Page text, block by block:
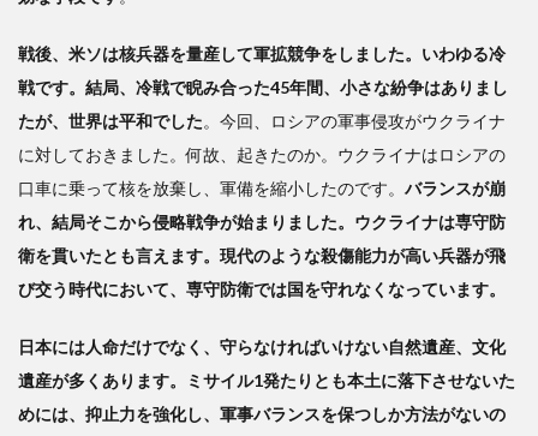
戦後、米ソは核兵器を量産して軍拡競争をしました。いわゆる冷
戦です。結局、冷戦で睨み合った45年間、小さな紛争はありまし
たが、世界は平和でした。今回、ロシアの軍事侵攻がウクライナ
に対しておきました。何故、起きたのか。ウクライナはロシアの
口車に乗って核を放棄し、軍備を縮小したのです。 バランスが崩
れ、結局そこから侵略戦争が始まりました。ウクライナは専守防
衛を貫いたとも言えます。現代のような殺傷能力が高い兵器が飛
び交う時代において、専守防衛では国を守れなくなっています。
日本には人命だけでなく、守らなければいけない自然遺産、文化
遺産が多くあります。ミサイル1発たりとも本土に落下させないた
めには、抑止力を強化し、軍事バランスを保つしか方法がないの